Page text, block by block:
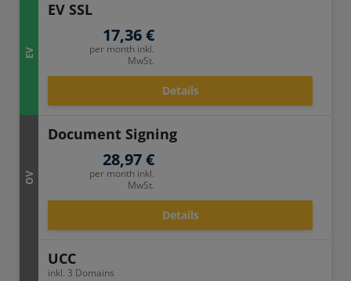
EV
EV SSL
17,36 €
per month inkl.
MwSt.
Details
OV
Document Signing
28,97 €
per month inkl.
MwSt.
Details
UCC
inkl. 3 Domains